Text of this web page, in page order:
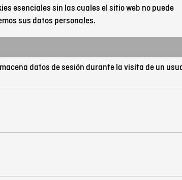
esenciales sin las cuales el sitio web no puede
sus datos personales.
datos de sesión durante la visita de un